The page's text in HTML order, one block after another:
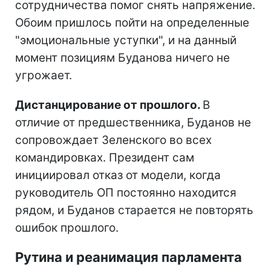
сотрудничества помог снять напряжение.
Обоим пришлось пойти на определенные
"эмоциональные уступки", и на данный
момент позициям Буданова ничего не
угрожает.
Дистанцирование от прошлого. В
отличие от предшественника, Буданов не
сопровождает Зеленского во всех
командировках. Президент сам
инициировал отказ от модели, когда
руководитель ОП постоянно находится
рядом, и Буданов старается не повторять
ошибок прошлого.
Рутина и реанимация парламента